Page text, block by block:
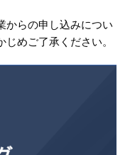
からの申し込みについ
めご了承ください。